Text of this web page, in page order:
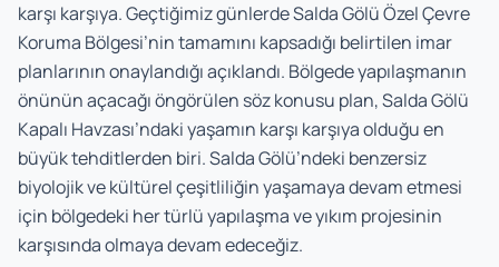
karşı karşıya. Geçtiğimiz günlerde Salda Gölü Özel Çevre
Koruma Bölgesi’nin tamamını kapsadığı belirtilen imar
planlarının onaylandığı açıklandı. Bölgede yapılaşmanın
önünün açacağı öngörülen söz konusu plan, Salda Gölü
Kapalı Havzası’ndaki yaşamın karşı karşıya olduğu en
büyük tehditlerden biri. Salda Gölü’ndeki benzersiz
biyolojik ve kültürel çeşitliliğin yaşamaya devam etmesi
için bölgedeki her türlü yapılaşma ve yıkım projesinin
karşısında olmaya devam edeceğiz.